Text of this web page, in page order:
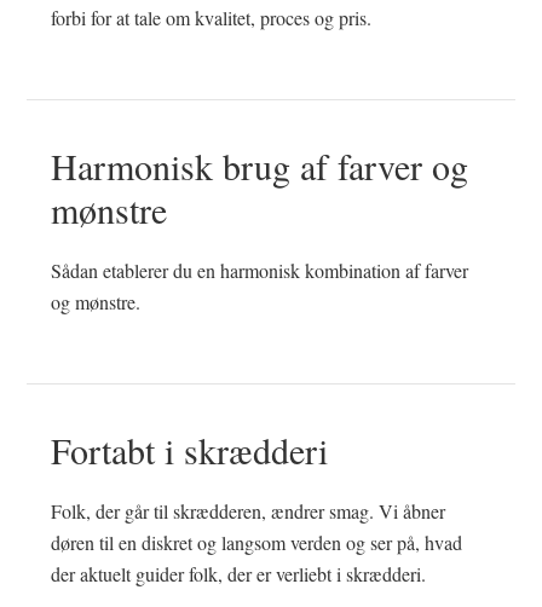
forbi for at tale om kvalitet, proces og pris.
Harmonisk brug af farver og
mønstre
Sådan etablerer du en harmonisk kombination af farver
og mønstre.
Fortabt i skrædderi
Folk, der går til skrædderen, ændrer smag. Vi åbner
døren til en diskret og langsom verden og ser på, hvad
der aktuelt guider folk, der er verliebt i skrædderi.